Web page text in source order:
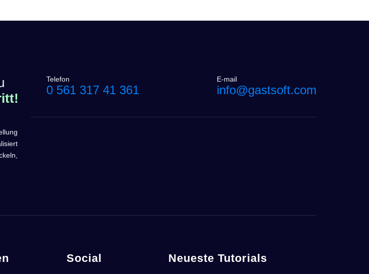
Telefon
0 561 317 41 361
E-mail
info@gastsoft.com
Social Neueste Tutorials